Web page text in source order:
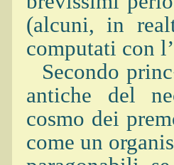
(alcuni, in
computati con
Secondo
antiche del
cosmo dei
come un